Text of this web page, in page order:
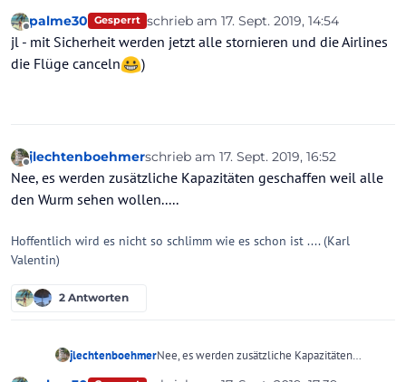
:neckbeard:
Offline
palme30 Gesperrt schrieb am 17. Sept. 2019, 14:54
zuletzt editiert von
jl - mit Sicherheit werden jetzt alle stornieren und die Airlines
die Flüge canceln
)
Offline
jlechtenboehmerschrieb am 17. Sept. 2019, 16:52
zuletzt editiert von
Nee, es werden zusätzliche Kapazitäten geschaffen weil alle
den Wurm sehen wollen.....
Hoffentlich wird es nicht so schlimm wie es schon ist .... (Karl
Valentin)
2 Antworten
jlechtenboehmerNee, es werden zusätzliche Kapazitäten